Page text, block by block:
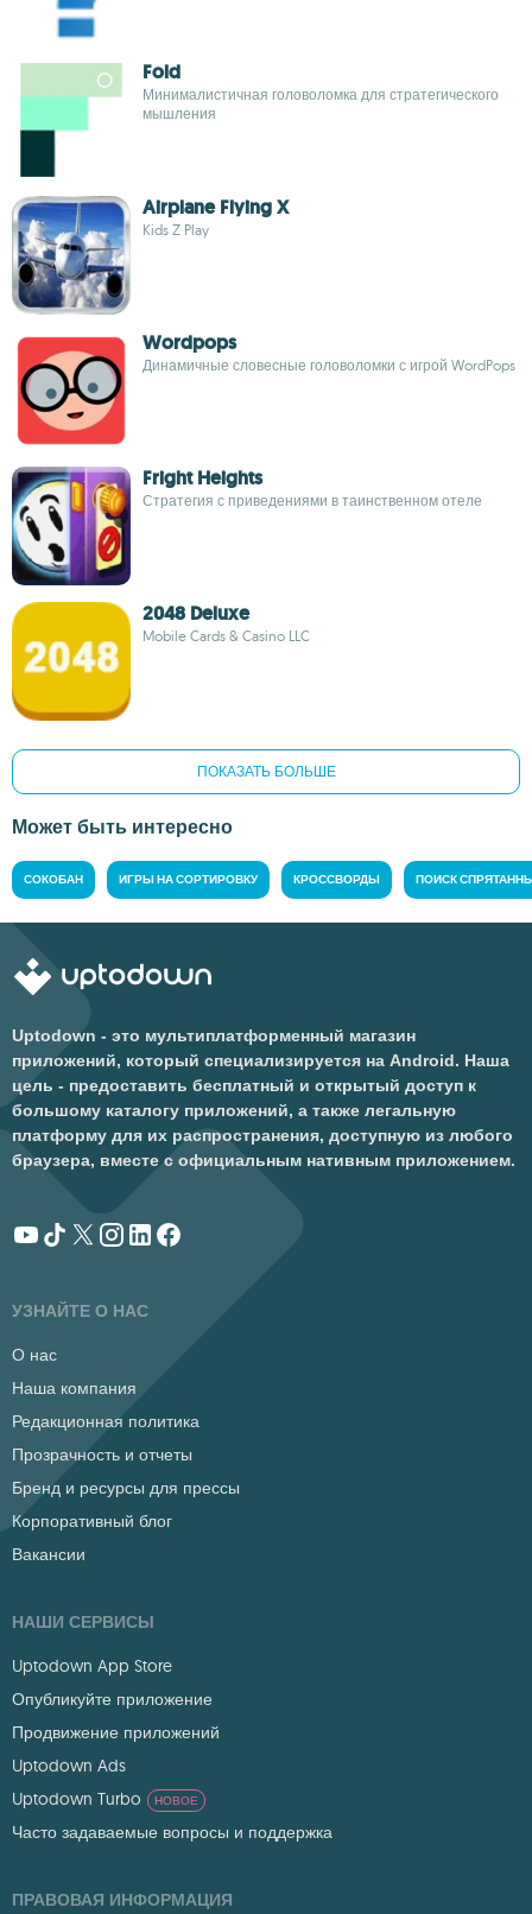
Fold
Минималистичная головоломка для стратегического
мышления
Airplane Flying X
Kids Z Play
Wordpops
Динамичные словесные головоломки с игрой WordPops
Fright Heights
Стратегия с приведениями в таинственном отеле
2048 Deluxe
Mobile Cards & Casino LLC
ПОКАЗАТЬ БОЛЬШЕ
Может быть интересно
СОКОБАН ИГРЫ НА СОРТИРОВКУ КРОССВОРДЫ ПОИСК
Uptodown - это мультиплатформенный магазин
приложений, который специализируется на Android. Наша
цель - предоставить бесплатный и открытый доступ к
большому каталогу приложений, а также легальную
платформу для их распространения, доступную из любого
браузера, вместе с официальным нативным приложением.
УЗНАЙТЕ О НАС
О нас
Наша компания
Редакционная политика
Прозрачность и отчеты
Бренд и ресурсы для прессы
Корпоративный блог
Вакансии
НАШИ СЕРВИСЫ
Uptodown App Store
Опубликуйте приложение
Продвижение приложений
Uptodown Ads
Uptodown Turbo
НОВОЕ
Часто задаваемые вопросы и поддержка
ПРАВОВАЯ ИНФОРМАЦИЯ